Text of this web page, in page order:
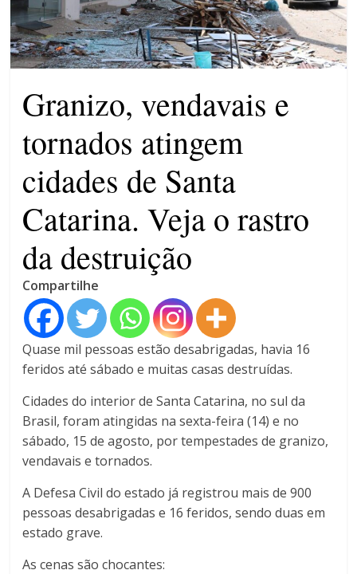
patrimônio 10.400% maior que
em 2022
Máfia das canetas
emagrecedoras na mira da
polícia
Granizo, vendavais e
tornados atingem
cidades de Santa
Catarina. Veja o rastro
da destruição
Compartilhe
Quase mil pessoas estão desabrigadas, havia 16
feridos até sábado e muitas casas destruídas.
Cidades do interior de Santa Catarina, no sul da
Brasil, foram atingidas na sexta-feira (14) e no
sábado, 15 de agosto, por tempestades de granizo,
vendavais e tornados.
A Defesa Civil do estado já registrou mais de 900
pessoas desabrigadas e 16 feridos, sendo duas em
estado grave.
As cenas são chocantes: